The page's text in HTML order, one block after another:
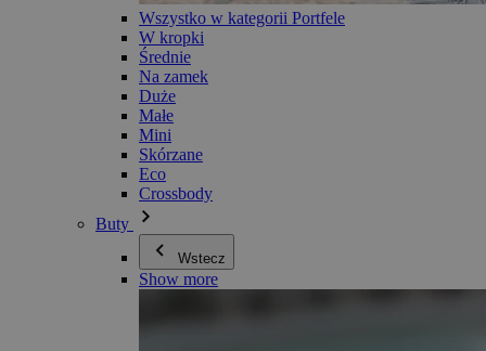
Wszystko w kategorii Portfele
W kropki
Średnie
Na zamek
Duże
Małe
Mini
Skórzane
Eco
Crossbody
Buty
Wstecz
Show more